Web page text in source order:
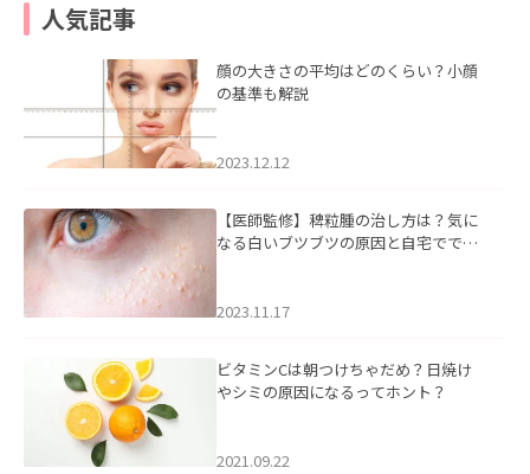
人気記事
顔の大きさの平均はどのくらい？小顔
の基準も解説
2023.12.12
【医師監修】稗粒腫の治し方は？気に
なる白いブツブツの原因と自宅ででき
2023.11.17
ビタミンCは朝つけちゃだめ？日焼け
やシミの原因になるってホント？
2021.09.22